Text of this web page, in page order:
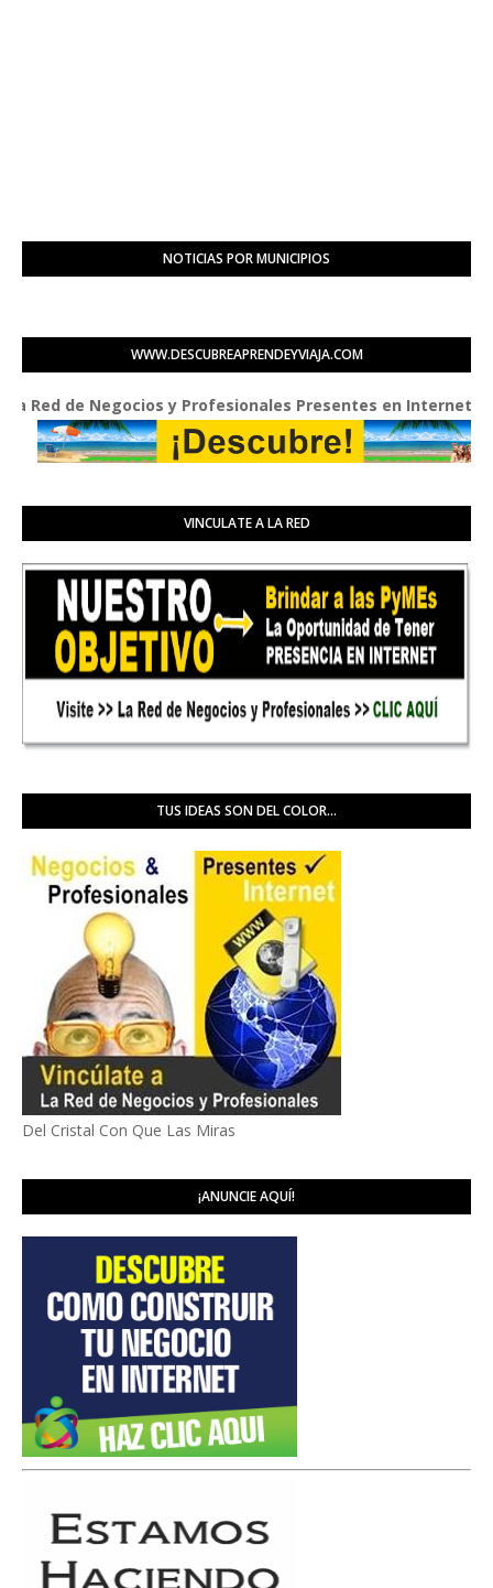
NOTICIAS POR MUNICIPIOS
WWW.DESCUBREAPRENDEYVIAJA.COM
Negocios y Profesionales Presentes en Internet
VINCULATE A LA RED
TUS IDEAS SON DEL COLOR...
Del Cristal Con Que Las Miras
¡ANUNCIE AQUÍ!